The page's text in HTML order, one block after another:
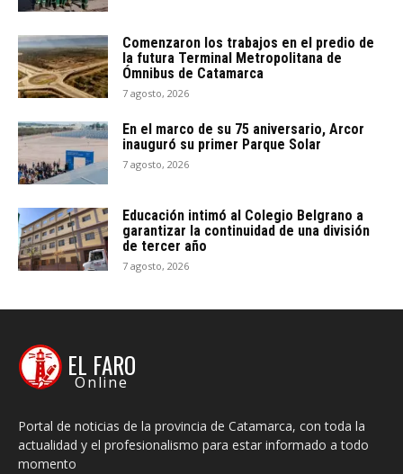
Comenzaron los trabajos en el predio de
la futura Terminal Metropolitana de
Ómnibus de Catamarca
7 agosto, 2026
En el marco de su 75 aniversario, Arcor
inauguró su primer Parque Solar
7 agosto, 2026
Educación intimó al Colegio Belgrano a
garantizar la continuidad de una división
de tercer año
7 agosto, 2026
EL FARO
Online
Portal de noticias de la provincia de Catamarca, con toda la
actualidad y el profesionalismo para estar informado a todo
momento